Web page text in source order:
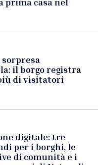
il borgo registra
di visitatori
digitale: tre
per i borghi, le
di comunità e i